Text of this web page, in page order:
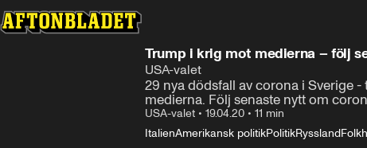
Trump i krig mot medierna – följ
USA-valet
29 nya dödsfall av corona i Sverige
medierna. Följ senaste nytt om
USA-valet • 19.04.20 • 11 min
ItalienAmerikansk politikPolitikRyssland